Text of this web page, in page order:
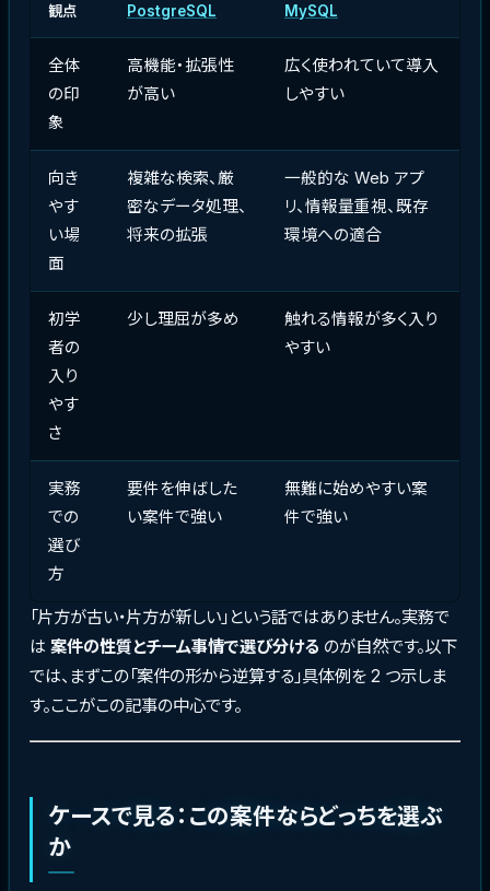
観点 PostgreSQL MySQL
全体
の印
象
高機能・拡張性
が高い
広く使われていて導入
しやすい
向き
やす
い場
面
複雑な検索、厳
密なデータ処理、
将来の拡張
一般的な Web アプ
リ、情報量重視、既存
環境への適合
初学
者の
入り
やす
さ
少し理屈が多め
触れる情報が多く入り
やすい
実務
での
選び
方
要件を伸ばした
い案件で強い
無難に始めやすい案
件で強い
「片方が古い・片方が新しい」という話ではありません。実務で
は 案件の性質とチーム事情で選び分ける のが自然です。以下
では、まずこの「案件の形から逆算する」具体例を 2 つ示しま
す。ここがこの記事の中心です。
ケースで見る：この案件ならどっちを選ぶ
か